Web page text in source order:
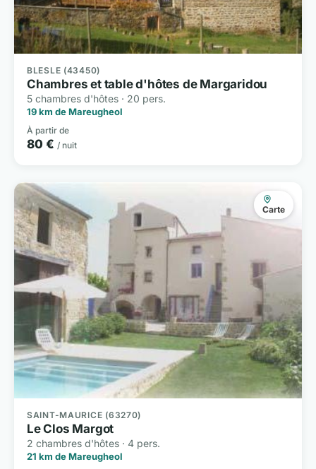
BLESLE (43450)
Chambres et table d'hôtes de Margaridou
5 chambres d'hôtes · 20 pers.
19 km de Mareugheol
À partir de
80 € / nuit
Carte
SAINT-MAURICE (63270)
Le Clos Margot
2 chambres d'hôtes · 4 pers.
21 km de Mareugheol